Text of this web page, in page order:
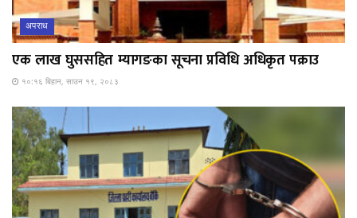
अपराध
एक लाख घुससहित म्यागङका सूचना प्रविधि अधिकृत पक्राउ
१०:१६ बिहान, साउन १९, २०८३